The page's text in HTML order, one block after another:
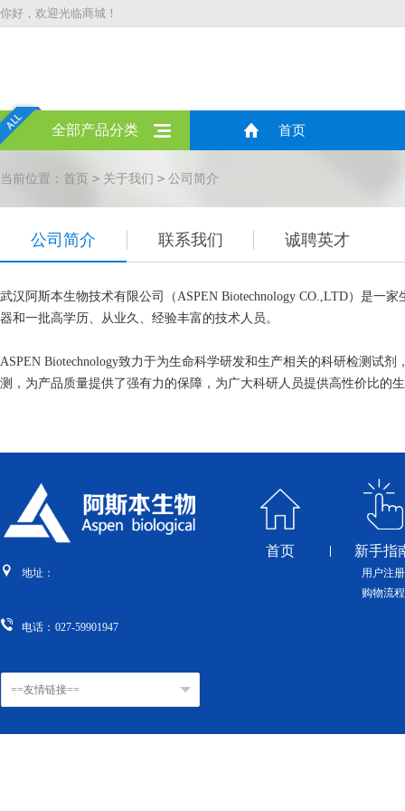
你好，欢迎光临商城！
全部产品分类 首页
当前位置： 首页 > 关于我们 > 公司简介
公司简介 联系我们 诚聘英才
武汉阿斯本生物技术有限公司（ASPEN Biotechnology CO.,LTD）是一家
器和一批高学历、从业久、经验丰富的技术人员。
ASPEN Biotechnology致力于为生命科学研发和生产相关的科研检测试剂
测，为产品质量提供了强有力的保障，为广大科研人员提供高性价比的
地址：
电话： 027-59901947
首页 新手指
用户注册
购物流程